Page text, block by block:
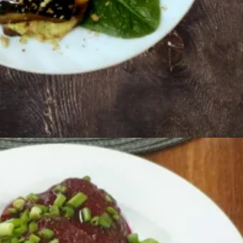
Ավելացնել զամբյուղ